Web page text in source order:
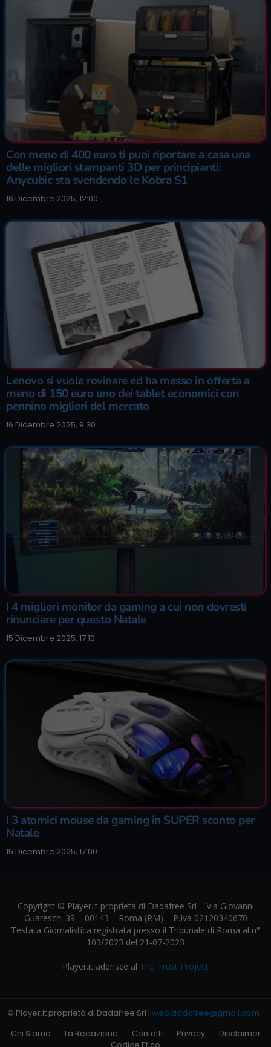
Con meno di 400 euro ti puoi riportare a casa una
delle migliori stampanti 3D per principianti:
Anycubic sta svendendo le Kobra S1
16 Dicembre 2025, 12:00
Lenovo si vuole rovinare ed ha messo in offerta a
meno di 150 euro uno dei tablet economici con
pennino migliori del mercato
16 Dicembre 2025, 9:30
I 4 migliori monitor da gaming a cui non dovresti
rinunciare per questo Natale
15 Dicembre 2025, 17:10
I 3 atomici mouse da gaming in SUPER sconto per
Natale
15 Dicembre 2025, 17:00
Copyright © Player.it proprietà di Dadafree Srl – Via Giovanni
Guareschi 39 – 00143 – Roma (RM) – P.Iva 02120340670
Testata Giornalistica registrata presso il Tribunale di Roma al n°
103/2023 del 21-07-2023
Player.it aderisce al The Trust Project
© Player.it proprietà di Dadafree Srl | web.dadafree@gmail.com
Chi Siamo
La Redazione Contatti Privacy
Disclaimer
Codice Etico